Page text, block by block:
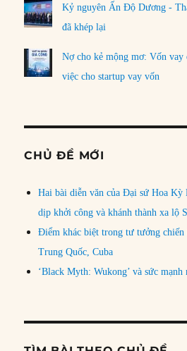
Kỷ nguyên Ấn Độ Dương -
đã khép lại
Nợ cho kẻ mộng mơ: Vốn vay
việc cho startup vay vốn
CHỦ ĐỀ MỚI
Hai bài diễn văn của Đại sứ Hoa
dịp khởi công và khánh thành xa lộ
Điểm khác biệt trong tư tưởng chiến
Trung Quốc, Cuba
‘Black Myth: Wukong’ và sức